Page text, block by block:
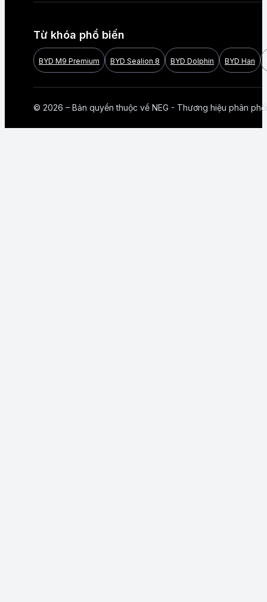
Từ khóa phổ biến
BYD M9 Premium BYD Sealion 8 BYD Dolphin BYD Han
© 2026 – Bản quyền thuộc về NEG - Thương hiệu phân